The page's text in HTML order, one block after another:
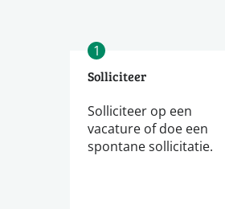
1
Solliciteer
Solliciteer op een
vacature of doe een
spontane sollicitatie.